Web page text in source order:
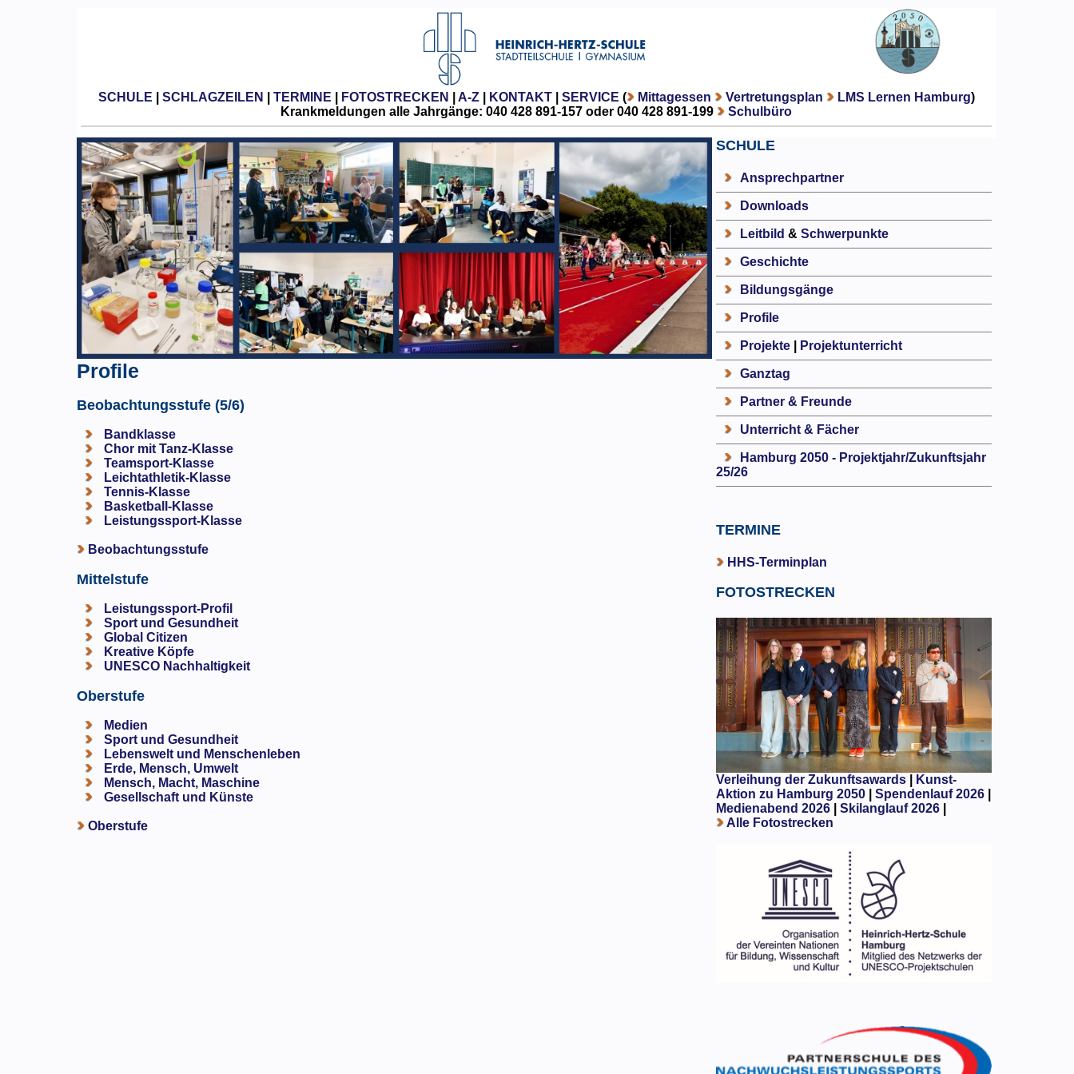
SCHULE SCHLAGZEILEN TERMINE FOTOSTRECKEN A-Z| KONTAKT| SERVICE ( Mittagessen Vertretungsplan LMS Lernen Hamburg)
Krankmeldungen alle Jahrgänge: 040 428 891-157 oder 040 428 891-199
Schulbüro
Profile
Beobachtungsstufe (5/6)
Bandklasse
Chor mit Tanz-Klasse
Teamsport-Klasse
Leichtathletik-Klasse
Tennis-Klasse
Basketball-Klasse
Leistungssport-Klasse
Beobachtungsstufe
Mittelstufe
Leistungssport-Profil
Sport und Gesundheit
Global Citizen
Kreative Köpfe
UNESCO Nachhaltigkeit
Oberstufe
Medien
Sport und Gesundheit
Lebenswelt und Menschenleben
Erde, Mensch, Umwelt
Mensch, Macht, Maschine
Gesellschaft und Künste
Oberstufe
SCHULE
Ansprechpartner
Downloads
Leitbild & Schwerpunkte
Geschichte
Bildungsgänge
Profile
Projekte| Projektunterricht
Ganztag
Partner & Freunde
Unterricht & Fächer
Hamburg 2050 - Projektjahr/Zukunftsjahr
25/26
TERMINE
HHS-Terminplan
FOTOSTRECKEN
Verleihung der Zukunftsawards|
Kunst-
Aktion zu Hamburg 2050
Spendenlauf 2026|
Medienabend 2026| Skilanglauf 2026|
Alle Fotostrecken